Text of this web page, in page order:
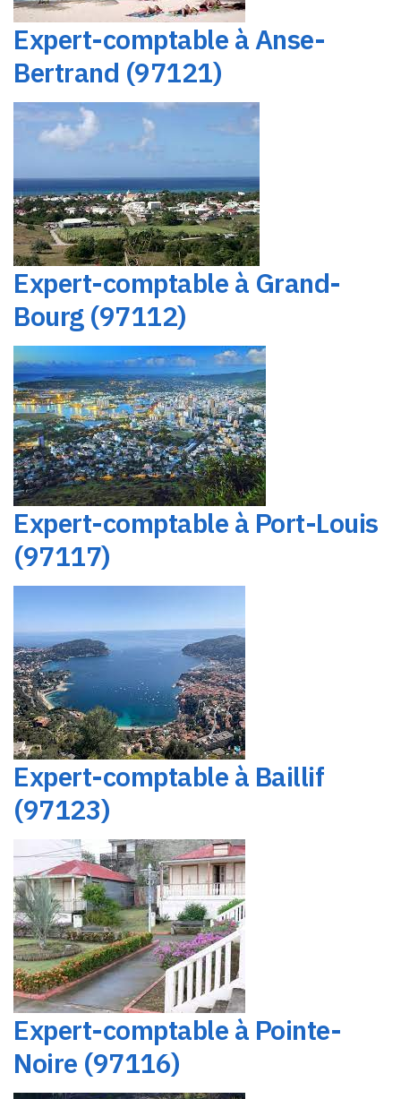
Expert-comptable à Anse-
Bertrand (97121)
Expert-comptable à Grand-
Bourg (97112)
Expert-comptable à Port-Louis
(97117)
Expert-comptable à Baillif
(97123)
Expert-comptable à Pointe-
Noire (97116)